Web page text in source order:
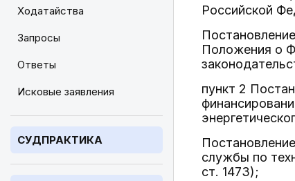
Ходатайства
Запросы
Ответы
Исковые заявления
СУДПРАКТИКА
Российской
Положения о
пункт 2
службы по
ст. 1473);